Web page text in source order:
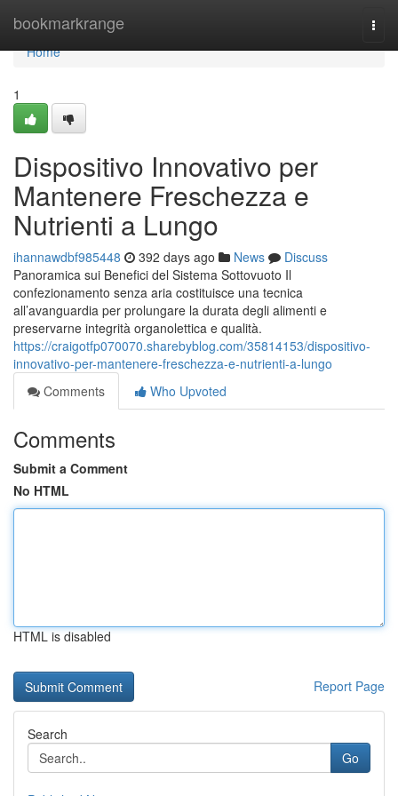
bookmarkrange
Home
Home
1
Dispositivo Innovativo per
Mantenere Freschezza e
Nutrienti a Lungo
ihannawdbf985448 392 days ago News
Discuss
Panoramica sui Benefici del Sistema Sottovuoto Il
confezionamento senza aria costituisce una tecnica
all’avanguardia per prolungare la durata degli alimenti e
preservarne integrità organolettica e qualità.
https://craigotfp070070.sharebyblog.com/35814153/dispositivo-
innovativo-per-mantenere-freschezza-e-nutrienti-a-lungo
Comments
Who Upvoted
Comments
Submit a Comment
No HTML
HTML is disabled
Report Page
Search
Go